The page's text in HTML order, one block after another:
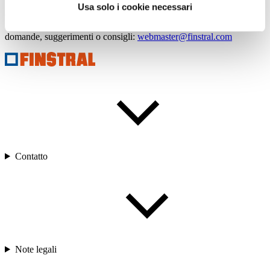
Usa solo i cookie necessari
domande, suggerimenti o consigli: webmaster@finstral.com
Contatto
Note legali